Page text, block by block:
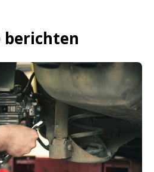
berichten